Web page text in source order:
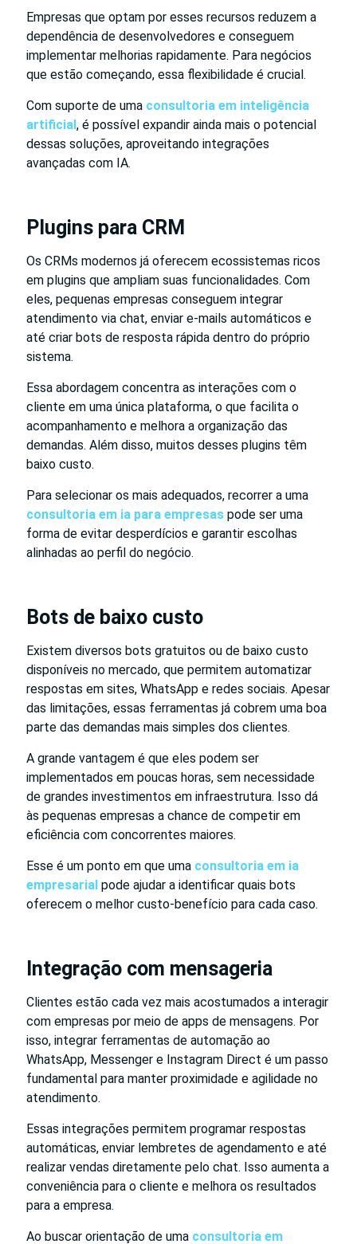
Empresas que optam por esses recursos reduzem a
dependência de desenvolvedores e conseguem
implementar melhorias rapidamente. Para negócios
que estão começando, essa flexibilidade é crucial.
Com suporte de uma consultoria em inteligência
artificial, é possível expandir ainda mais o potencial
dessas soluções, aproveitando integrações
avançadas com IA.
Plugins para CRM
Os CRMs modernos já oferecem ecossistemas ricos
em plugins que ampliam suas funcionalidades. Com
eles, pequenas empresas conseguem integrar
atendimento via chat, enviar e-mails automáticos e
até criar bots de resposta rápida dentro do próprio
sistema.
Essa abordagem concentra as interações com o
cliente em uma única plataforma, o que facilita o
acompanhamento e melhora a organização das
demandas. Além disso, muitos desses plugins têm
baixo custo.
Para selecionar os mais adequados, recorrer a uma
consultoria em ia para empresas pode ser uma
forma de evitar desperdícios e garantir escolhas
alinhadas ao perfil do negócio.
Bots de baixo custo
Existem diversos bots gratuitos ou de baixo custo
disponíveis no mercado, que permitem automatizar
respostas em sites, WhatsApp e redes sociais. Apesar
das limitações, essas ferramentas já cobrem uma boa
parte das demandas mais simples dos clientes.
A grande vantagem é que eles podem ser
implementados em poucas horas, sem necessidade
de grandes investimentos em infraestrutura. Isso dá
às pequenas empresas a chance de competir em
eficiência com concorrentes maiores.
Esse é um ponto em que uma consultoria em ia
empresarial pode ajudar a identificar quais bots
oferecem o melhor custo-benefício para cada caso.
Integração com mensageria
Clientes estão cada vez mais acostumados a interagir
com empresas por meio de apps de mensagens. Por
isso, integrar ferramentas de automação ao
WhatsApp, Messenger e Instagram Direct é um passo
fundamental para manter proximidade e agilidade no
atendimento.
Essas integrações permitem programar respostas
automáticas, enviar lembretes de agendamento e até
realizar vendas diretamente pelo chat. Isso aumenta a
conveniência para o cliente e melhora os resultados
para a empresa.
Ao buscar orientação de uma consultoria em